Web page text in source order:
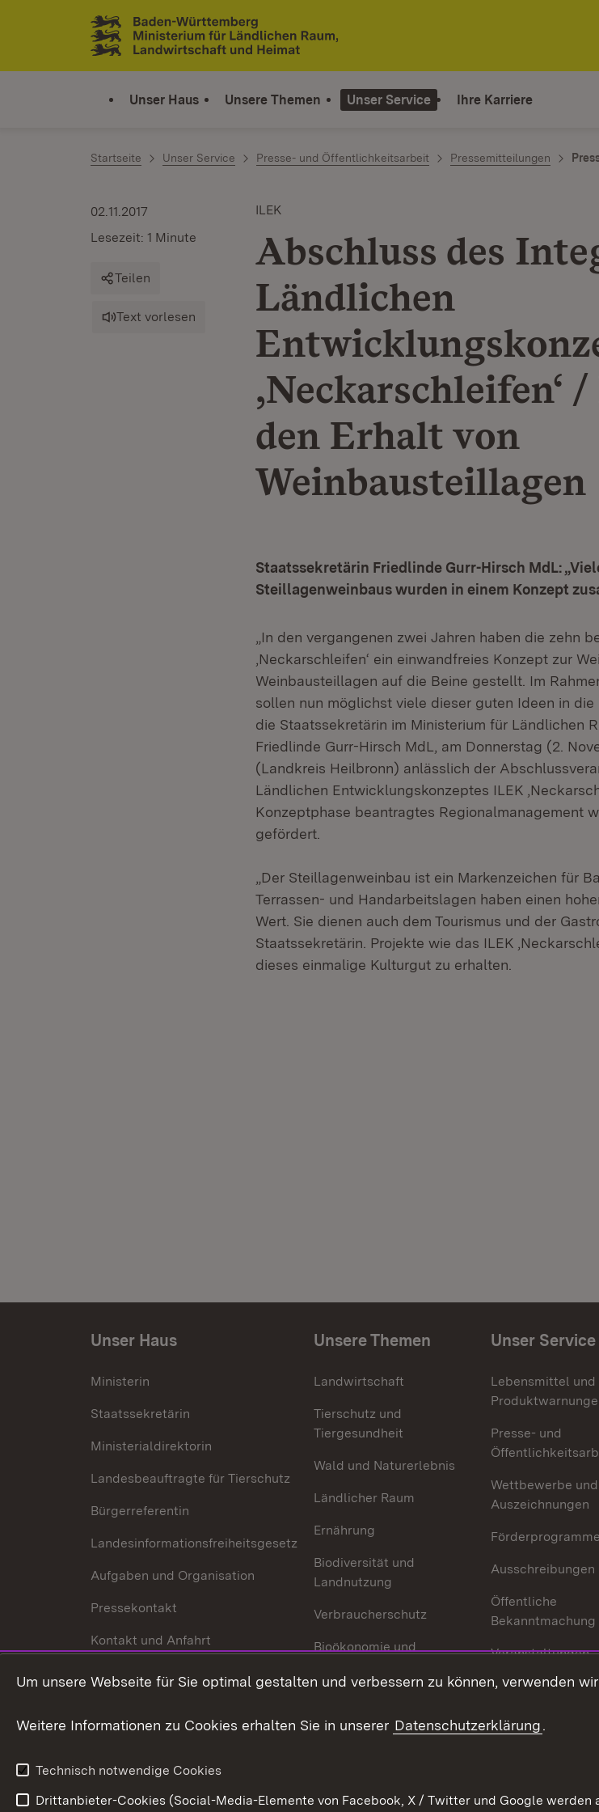
Zum Inhalt springen
Link zur Startseite
Unser Haus Unsere Themen Unser Service Ihre Karriere
Startseite Unser Service Presse- und Öffentlichkeitsarbeit Pressemitteilungen
ILEK
Abschluss des
Ländlichen
‚Neckarschleifen‘
den Erhalt von
Weinbausteillagen
02.11.2017
Lesezeit: 1 Minute
Teilen
Text vorlesen
Staatssekretärin Friedlinde Gurr-Hirsch MdL:
Steillagenweinbaus wurden in einem Konzept
„In den vergangenen zwei Jahren haben die zehn
‚Neckarschleifen‘ ein einwandfreies Konzept zur
Weinbausteillagen auf die Beine gestellt. Im
sollen nun möglichst viele dieser guten Ideen in
die Staatssekretärin im Ministerium für Ländlichen
Friedlinde Gurr-Hirsch MdL, am Donnerstag (2.
(Landkreis Heilbronn) anlässlich der
Ländlichen Entwicklungskonzeptes ILEK
Konzeptphase beantragtes Regionalmanagement
gefördert.
„Der Steillagenweinbau ist ein Markenzeichen für
Terrassen- und Handarbeitslagen haben einen
Wert. Sie dienen auch dem Tourismus und der
Staatssekretärin. Projekte wie das ILEK
dieses einmalige Kulturgut zu erhalten.
Unser Haus
Ministerin
Staatssekretärin
Ministerialdirektorin
Landesbeauftragte für Tierschutz
Bürgerreferentin
Landesinformationsfreiheitsgesetz
Aufgaben und Organisation
Pressekontakt
Kontakt und Anfahrt
Unsere Themen
Landwirtschaft
Tierschutz und
Tiergesundheit
Wald und Naturerlebnis
Ländlicher Raum
Ernährung
Biodiversität und
Landnutzung
Verbraucherschutz
Bioökonomie und
Unser Service
Lebensmittel und
Presse- und
Wettbewerbe und
Auszeichnungen
Förderprogramme
Ausschreibungen
Öffentliche
Bekanntmachung
Veranstaltungen
Mediathek
Publikationen
Um unsere Webseite für Sie optimal gestalten und verbessern zu können, verwenden
Weitere Informationen zu Cookies erhalten Sie in unserer Datenschutzerklärung.
Technisch notwendige Cookies
Drittanbieter-Cookies (Social-Media-Elemente von Facebook, X / Twitter und Google werden